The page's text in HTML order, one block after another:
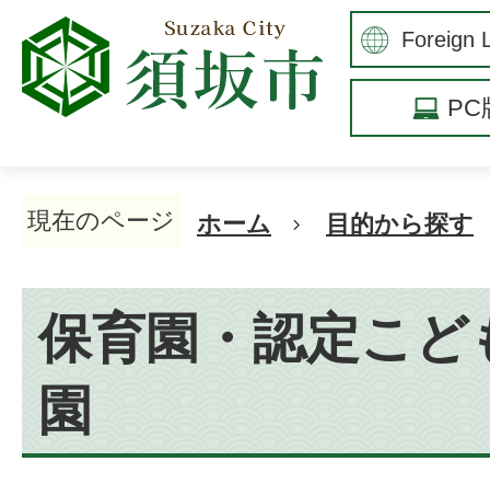
PC
現在のページ ホーム 目的から探す
保育園・認定こど
園